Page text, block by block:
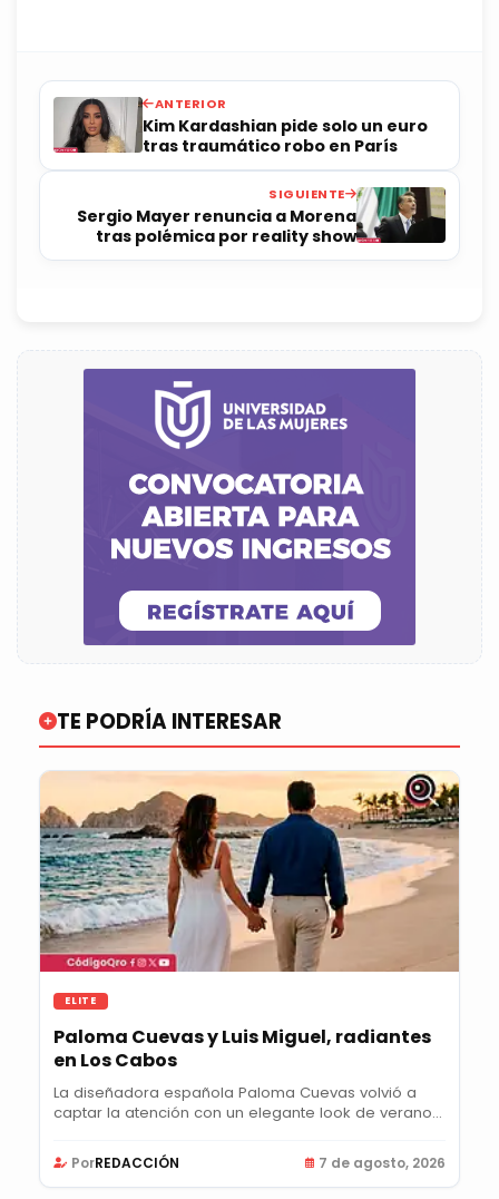
ANTERIOR
Kim Kardashian pide solo un euro
tras traumático robo en París
SIGUIENTE
Sergio Mayer renuncia a Morena
tras polémica por reality show
TE PODRÍA INTERESAR
ELITE
Paloma Cuevas y Luis Miguel, radiantes
en Los Cabos
La diseñadora española Paloma Cuevas volvió a
captar la atención con un elegante look de verano...
PorREDACCIÓN 7 de agosto, 2026